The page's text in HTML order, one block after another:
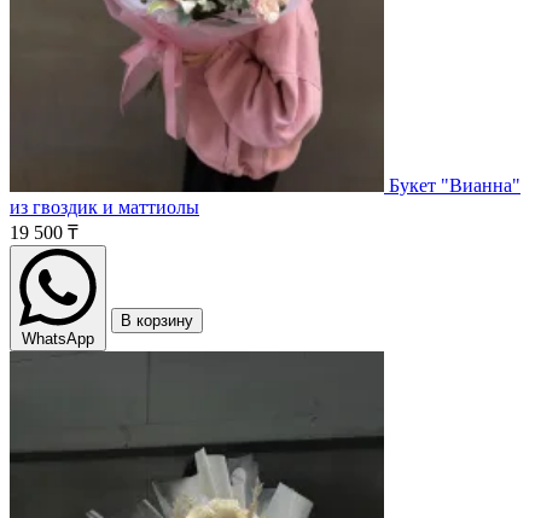
Букет "Вианна"
из гвоздик и маттиолы
19 500 ₸
WhatsApp
В корзину